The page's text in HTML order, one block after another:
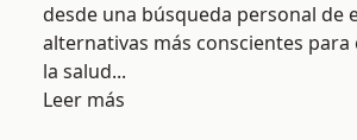
desde una búsqueda personal de
alternativas más conscientes para
la salud...
Leer más